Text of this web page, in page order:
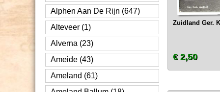
Alphen Aan De Rijn (647)
Alteveer (1)
Alverna (23)
Ameide (43)
Ameland (61)
Zuidland Ger.
€ 2,50